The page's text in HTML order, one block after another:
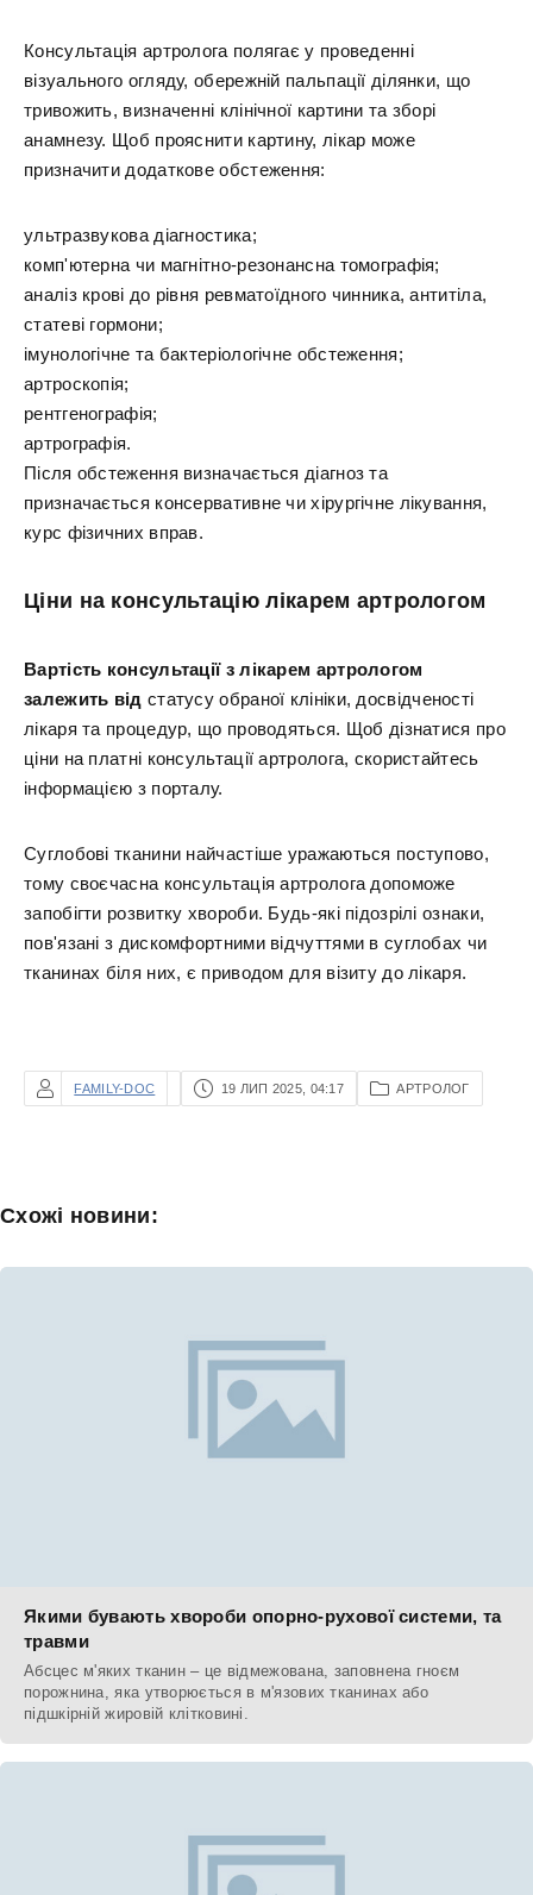
Консультація артролога полягає у проведенні
візуального огляду, обережній пальпації ділянки, що
тривожить, визначенні клінічної картини та зборі
анамнезу. Щоб прояснити картину, лікар може
призначити додаткове обстеження:
ультразвукова діагностика;
комп'ютерна чи магнітно-резонансна томографія;
аналіз крові до рівня ревматоїдного чинника, антитіла,
статеві гормони;
імунологічне та бактеріологічне обстеження;
артроскопія;
рентгенографія;
артрографія.
Після обстеження визначається діагноз та
призначається консервативне чи хірургічне лікування,
курс фізичних вправ.
Ціни на консультацію лікарем артрологом
Вартість консультації з лікарем артрологом
залежить від статусу обраної клініки, досвідченості
лікаря та процедур, що проводяться. Щоб дізнатися про
ціни на платні консультації артролога, скористайтесь
інформацією з порталу.
Суглобові тканини найчастіше уражаються поступово,
тому своєчасна консультація артролога допоможе
запобігти розвитку хвороби. Будь-які підозрілі ознаки,
пов'язані з дискомфортними відчуттями в суглобах чи
тканинах біля них, є приводом для візиту до лікаря.
FAMILY-DOC 19 ЛИП 2025, 04:17 АРТРОЛОГ
Схожі новини:
Якими бувають хвороби опорно-рухової системи, та
травми
Абсцес м'яких тканин – це відмежована, заповнена гноєм
порожнина, яка утворюється в м'язових тканинах або
підшкірній жировій клітковині.